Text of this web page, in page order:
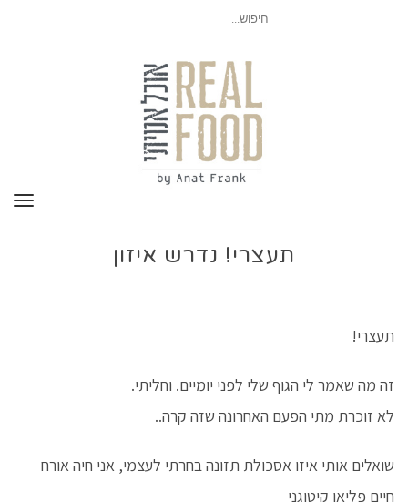
תעצרי! נדרש איזון
תעצרי!
זה מה שאמר לי הגוף שלי לפני יומיים. וחליתי.
לא זוכרת מתי הפעם האחרונה שזה קרה..
שואלים אותי איזו אסכולת תזונה בחרתי לעצמי, אני חיה אורח
חיים פליאו קיטוגני